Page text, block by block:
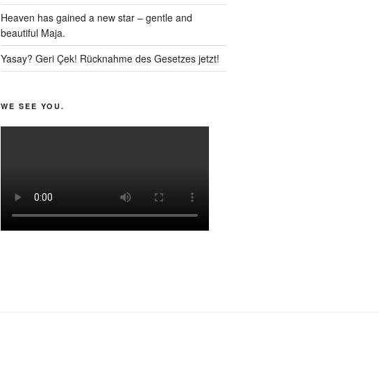
Heaven has gained a new star – gentle and
beautiful Maja.
Yasay? Geri Çek! Rücknahme des Gesetzes jetzt!
WE SEE YOU.